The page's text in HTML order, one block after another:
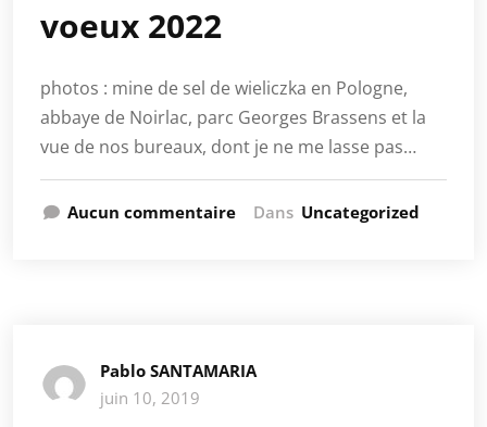
voeux 2022
photos : mine de sel de wieliczka en Pologne,
abbaye de Noirlac, parc Georges Brassens et la
vue de nos bureaux, dont je ne me lasse pas…
Aucun commentaire Dans Uncategorized
Pablo SANTAMARIA
juin 10, 2019